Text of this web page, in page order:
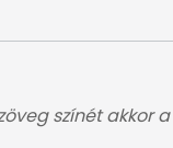
színét akkor a